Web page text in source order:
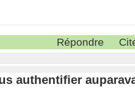
Répondre
authentifier